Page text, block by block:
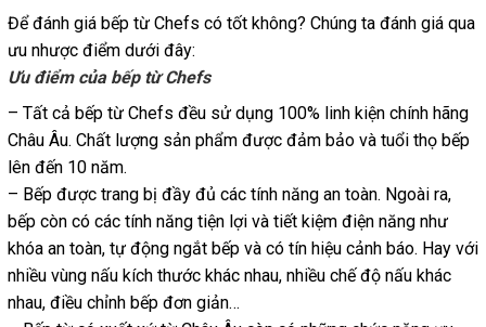
Để đánh giá bếp từ Chefs có tốt không? Chúng ta đánh giá qua
ưu nhược điểm dưới đây:
Ưu điểm của bếp từ Chefs
– Tất cả bếp từ Chefs đều sử dụng 100% linh kiện chính hãng
Châu Âu. Chất lượng sản phẩm được đảm bảo và tuổi thọ bếp
lên đến 10 năm.
– Bếp được trang bị đầy đủ các tính năng an toàn. Ngoài ra,
bếp còn có các tính năng tiện lợi và tiết kiệm điện năng như
khóa an toàn, tự động ngắt bếp và có tín hiệu cảnh báo. Hay với
nhiều vùng nấu kích thước khác nhau, nhiều chế độ nấu khác
nhau, điều chỉnh bếp đơn giản…